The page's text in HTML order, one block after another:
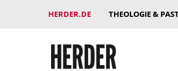
HERDER.DE THEOLOGIE &